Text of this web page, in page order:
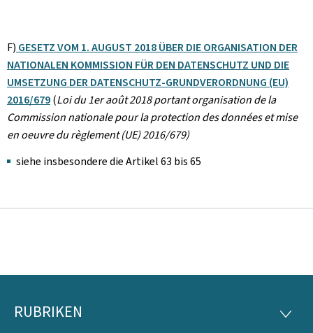
F) GESETZ VOM 1. AUGUST 2018 ÜBER DIE ORGANISATION DER
NATIONALEN KOMMISSION FÜR DEN DATENSCHUTZ UND DIE
UMSETZUNG DER DATENSCHUTZ-GRUNDVERORDNUNG (EU)
2016/679(Loi du 1er août 2018 portant organisation de la
Commission nationale pour la protection des données et mise
en oeuvre du règlement (UE) 2016/679)
siehe insbesondere die Artikel 63 bis 65
Footer
RUBRIKEN